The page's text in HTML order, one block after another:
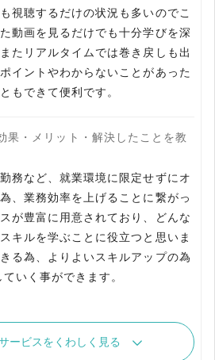
視聴するだけの状況も多いのでこ
動画を見るだけでも十分学びを深
たリアルタイムでは巻き戻しも出
イントやわからないことがあった
もできて便利です。
果・メリット・解決したことを教
務など、就業環境に限定せずにオ
、業務効率を上げることに繋がっ
が豊富に用意されており、どんな
キルを学ぶことに役立つと思いま
る為、よりよいスキルアップの為
いく事ができます。
ービスをくわしく見る